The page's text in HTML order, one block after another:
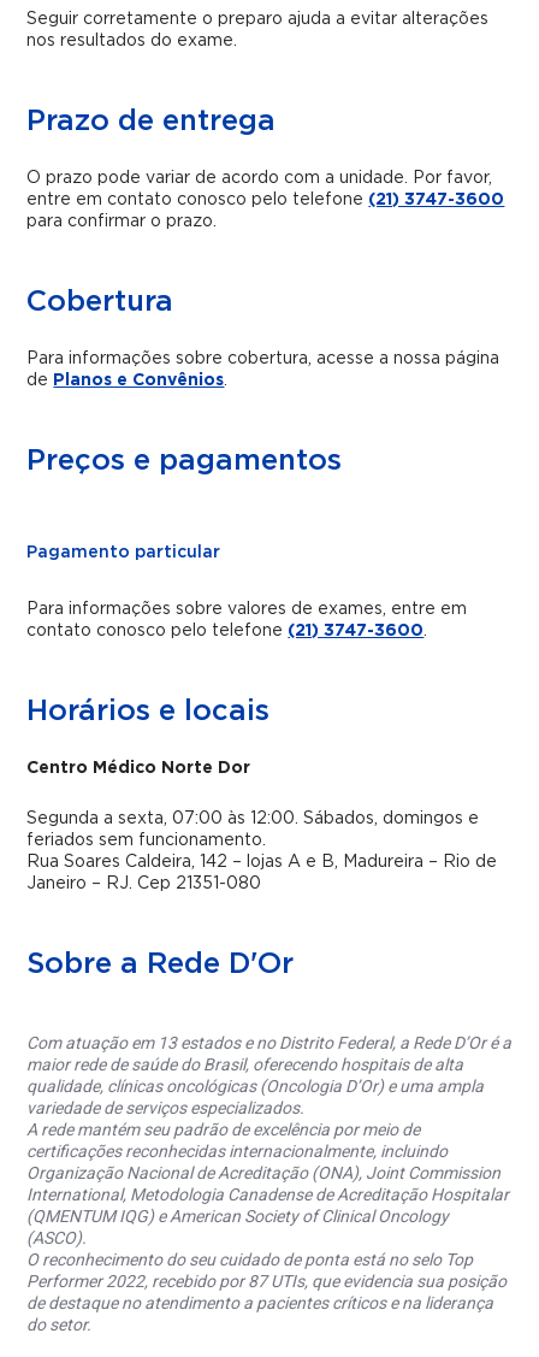
Seguir corretamente o preparo ajuda a evitar alterações
nos resultados do exame.
Prazo de entrega
O prazo pode variar de acordo com a unidade. Por favor,
entre em contato conosco pelo telefone (21) 3747-3600
para confirmar o prazo.
Cobertura
Para informações sobre cobertura, acesse a nossa página
de Planos e Convênios.
Preços e pagamentos
Pagamento particular
Para informações sobre valores de exames, entre em
contato conosco pelo telefone (21) 3747-3600.
Horários e locais
Centro Médico Norte Dor
Segunda a sexta, 07:00 às 12:00. Sábados, domingos e
feriados sem funcionamento.
Rua Soares Caldeira, 142 – lojas A e B, Madureira – Rio de
Janeiro – RJ. Cep 21351-080
Sobre a Rede D'Or
Com atuação em 13 estados e no Distrito Federal, a Rede D’Or é a
maior rede de saúde do Brasil, oferecendo hospitais de alta
qualidade, clínicas oncológicas (Oncologia D’Or) e uma ampla
variedade de serviços especializados.
A rede mantém seu padrão de excelência por meio de
certificações reconhecidas internacionalmente, incluindo
Organização Nacional de Acreditação (ONA), Joint Commission
International, Metodologia Canadense de Acreditação Hospitalar
(QMENTUM IQG) e American Society of Clinical Oncology
(ASCO).
O reconhecimento do seu cuidado de ponta está no selo Top
Performer 2022, recebido por 87 UTIs, que evidencia sua posição
de destaque no atendimento a pacientes críticos e na liderança
do setor.